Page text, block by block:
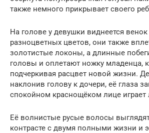
также немного прикрывает своего
На голове у девушки виднеется
разноцветных цветов, они также
золотистые локоны, а длинные
головы и оплетают ножку младенца,
подчеркивая расцвет новой жизни.
наклонив голову к дочери, её глаза
спокойном краснощёком лице играет
Её волнистые русые волосы
контрасте с двумя полными жизни и